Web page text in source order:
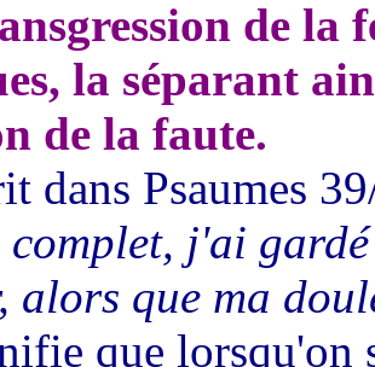
de la
la séparant
de la faute.
dans Psaumes
complet, j'ai
alors que ma
que lorsqu'on